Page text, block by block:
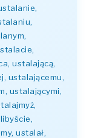
ustalającą,
ustalającemu,
ustalającymi,
ustalał,